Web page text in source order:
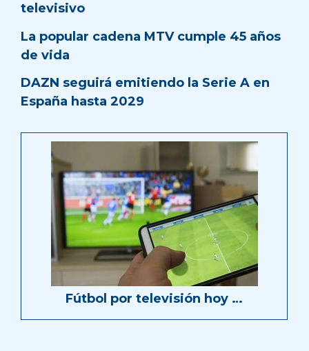
televisivo
La popular cadena MTV cumple 45 años
de vida
DAZN seguirá emitiendo la Serie A en
España hasta 2029
Fútbol por televisión hoy …